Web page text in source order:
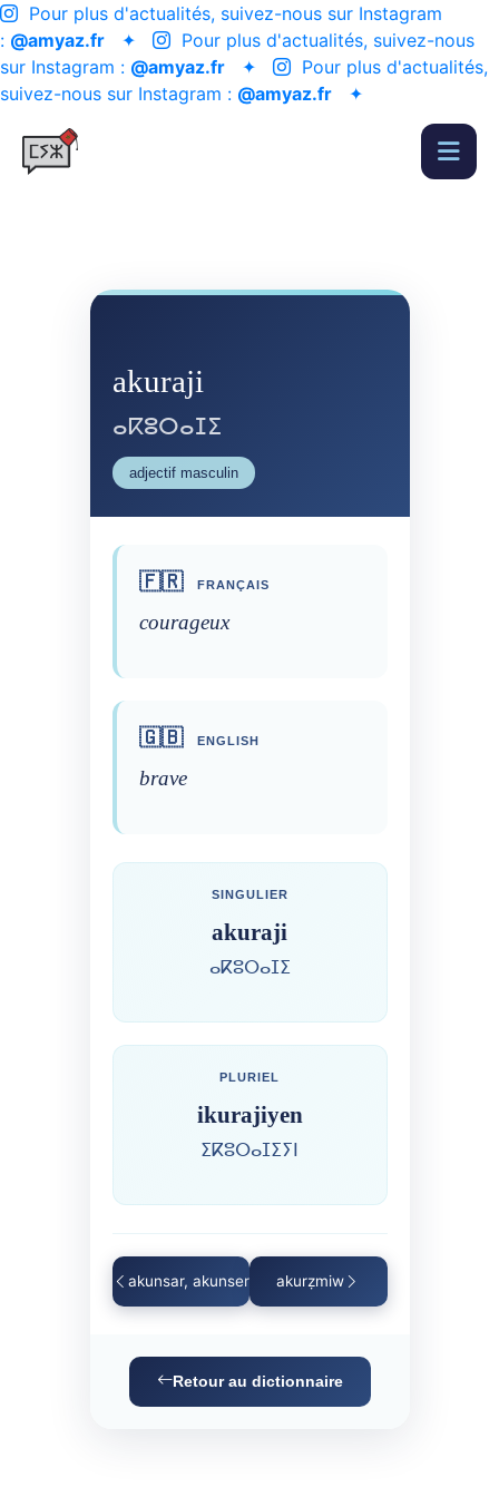
Pour plus d'actualités, suivez-nous sur Instagram
: @amyaz.fr ✦
Pour plus d'actualités, suivez-nous
sur Instagram : @amyaz.fr ✦
Pour plus d'actualités,
suivez-nous sur Instagram : @amyaz.fr ✦
akuraji
ⴰⴽⵓⵔⴰⵊⵉ
adjectif masculin
🇫🇷 FRANÇAIS
courageux
🇬🇧 ENGLISH
brave
SINGULIER
akuraji
ⴰⴽⵓⵔⴰⵊⵉ
PLURIEL
ikurajiyen
ⵉⴽⵓⵔⴰⵊⵉⵢⵏ
akunsar, akunser akurẓmiw
Retour au dictionnaire